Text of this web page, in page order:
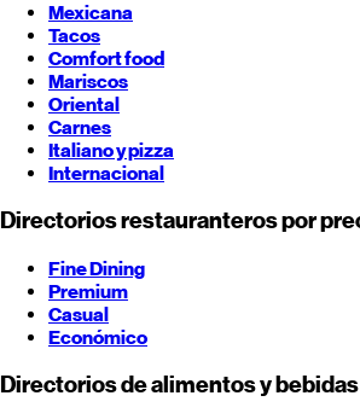
Mexicana
Tacos
Comfort food
Mariscos
Oriental
Carnes
Italiano y pizza
Internacional
Directorios restauranteros por
Fine Dining
Premium
Casual
Económico
Directorios de alimentos y bebidas